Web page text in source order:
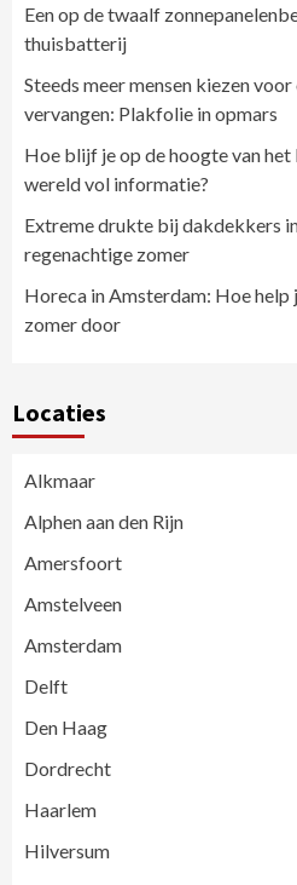
Een op de twaalf
thuisbatterij
Steeds meer mensen kiezen
vervangen: Plakfolie in opmars
Hoe blijf je op de hoogte van het
wereld vol informatie?
Extreme drukte bij dakdekkers
regenachtige zomer
Horeca in Amsterdam: Hoe
zomer door
Locaties
Alkmaar
Alphen aan den Rijn
Amersfoort
Amstelveen
Amsterdam
Delft
Den Haag
Dordrecht
Haarlem
Hilversum